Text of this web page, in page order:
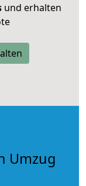
und erhalten
Umzug